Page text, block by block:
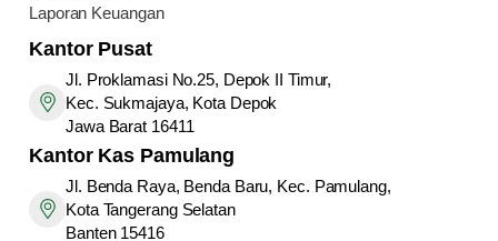
Laporan Keuangan
Kantor Pusat
Jl. Proklamasi No.25, Depok II Timur,
Kec. Sukmajaya, Kota Depok
Jawa Barat 16411
Kantor Kas Pamulang
Jl. Benda Raya, Benda Baru, Kec. Pamulang,
Kota Tangerang Selatan
Banten 15416